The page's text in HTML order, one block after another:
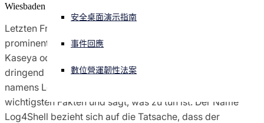
简体中文 Open language switcher
安全桌面演示指南
事件回應
數位營運韌性法案
獲獎和肯定
媒體聯絡人
Wiesbaden
Letzten Freitag war es wieder soweit und nach
prominenten Zero-Day-Schwachstellen wir Hafnium,
Kaseya oder Solarwinds müssen sich Unternehmen erneut
dringend mit einer hochkarätigen Server-Schwachstelle
namens Log4Shell auseinandersetzen. Sophos klärt die
wichtigsten Fakten und sagt, was zu tun ist. Der Name
Log4Shell bezieht sich auf die Tatsache, dass der